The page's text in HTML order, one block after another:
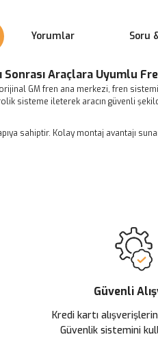
Yorumlar Soru
Sonrası Araçlara Uyumlu
GM fren ana merkezi, fren
sisteme ileterek aracın güvenli
sahiptir. Kolay montaj avantajı
çok memnun kaldım işletmeyi tavsiye
Güvenli
Kredi kartı
Güvenlik sistemini